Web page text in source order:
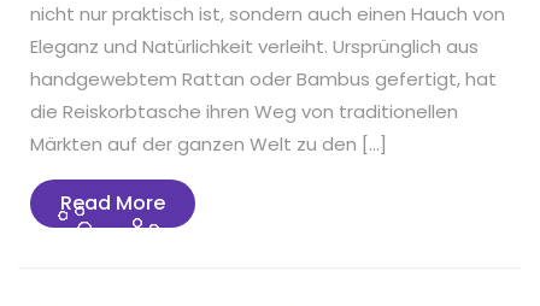
nicht nur praktisch ist, sondern auch einen Hauch von
Eleganz und Natürlichkeit verleiht. Ursprünglich aus
handgewebtem Rattan oder Bambus gefertigt, hat
die Reiskorbtasche ihren Weg von traditionellen
Märkten auf der ganzen Welt zu den […]
Read MoreRead
More